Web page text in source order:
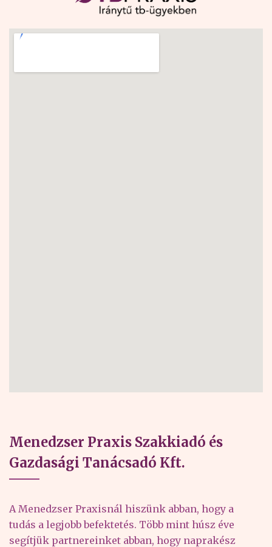
Menedzser Praxis Szakkiadó és
Gazdasági Tanácsadó Kft.
A Menedzser Praxisnál hiszünk abban, hogy a
tudás a legjobb befektetés. Több mint húsz éve
segítjük partnereinket abban, hogy naprakész